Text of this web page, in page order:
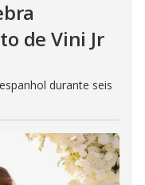
de Vini Jr
durante seis